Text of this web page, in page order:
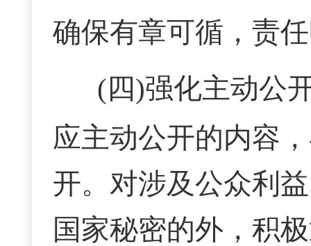
确保有章可循，责
(四)强化主动公
应主动公开的内容
开。对涉及公众利
国家秘密的外，积